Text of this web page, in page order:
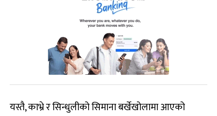
यस्तै, काभ्रे र सिन्धुलीको सिमाना बर्खेखोलामा आएको